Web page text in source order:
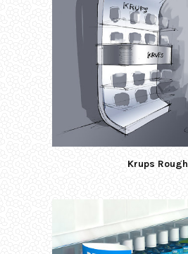
Krups Rough